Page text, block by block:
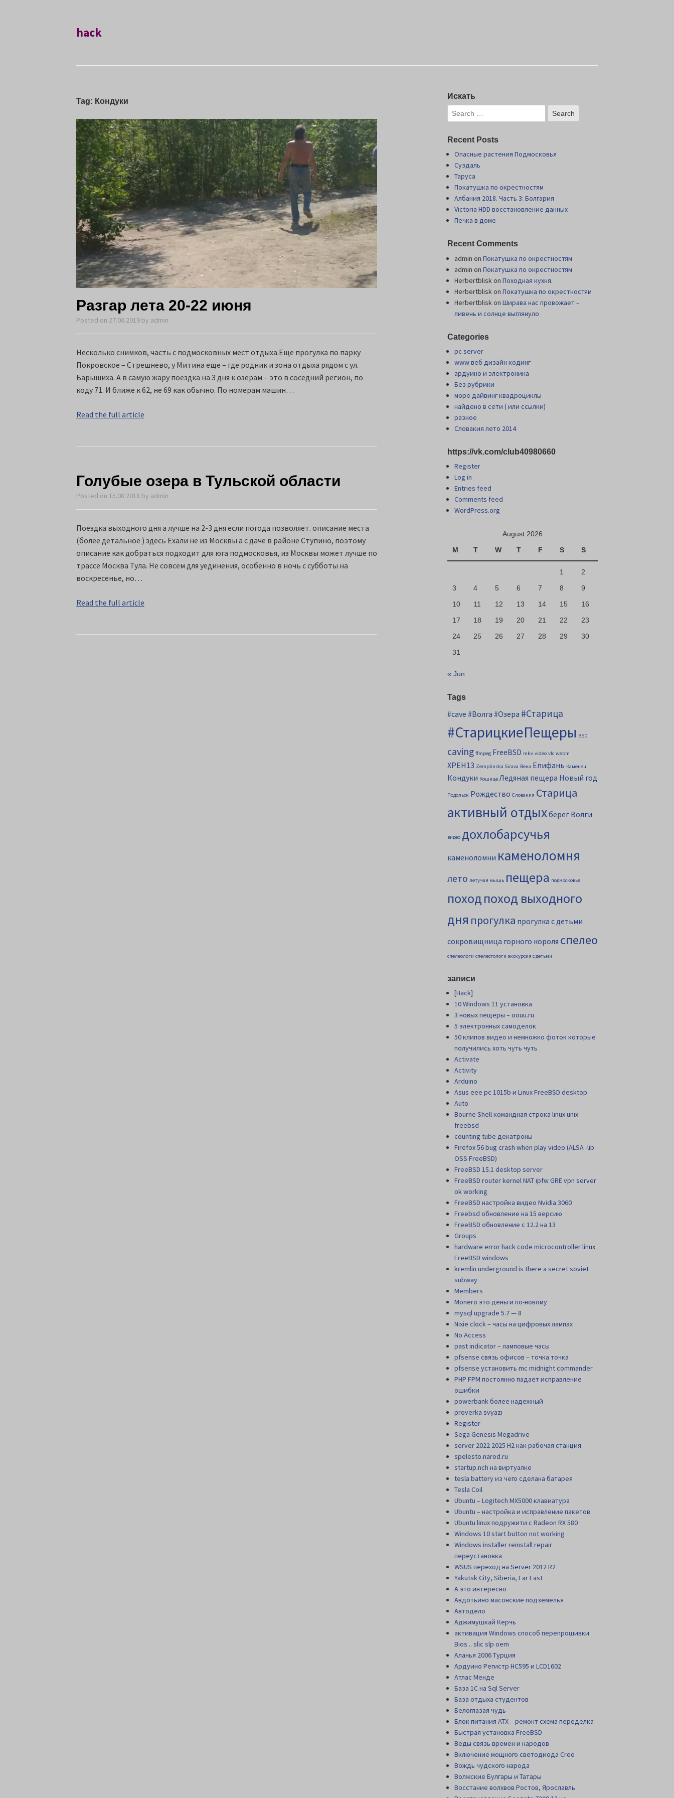
hack
Tag: Кондуки
Разгар лета 20-22 июня
Posted on 27.06.2019 by admin
Несколько снимков, часть с подмосковных мест отдыха.Еще прогулка по парку
Покровское – Стрешнево, у Митина еще – где родник и зона отдыха рядом с ул.
Барышиха. А в самую жару поездка на 3 дня к озерам – это в соседний регион, по
коду 71. И ближе к 62, не 69 как обычно. По номерам машин…
Read the full article
Голубые озера в Тульской области
Posted on 15.08.2018 by admin
Поездка выходного дня а лучше на 2-3 дня если погода позволяет. описание места
(более детальное ) здесь Ехали не из Москвы а с даче в районе Ступино, поэтому
описание как добраться подходит для юга подмосковья, из Москвы может лучше по
трассе Москва Тула. Не совсем для уединения, особенно в ночь с субботы на
воскресенье, но…
Read the full article
Искать
Recent Posts
Опасные растения Подмосковья
Суздаль
Таруса
Покатушка по окрестностям
Албания 2018. Часть 3: Болгария
Victoria HDD восстановление данных
Печка в доме
Recent Comments
admin on Покатушка по окрестностям
admin on Покатушка по окрестностям
Herbertblisk on Походная кухня.
Herbertblisk on Покатушка по окрестностям
Herbertblisk on Шиpава нас провожает –
ливень и солнце выглянуло
Categories
pc server
www веб дизайн кодинг
ардуино и электроника
Без рубрики
море дайвинг квадроциклы
найдено в сети ( или ссылки)
разное
Словакия лето 2014
https://vk.com/club40980660
Register
Log in
Entries feed
Comments feed
WordPress.org
August 2026
M
T W T F S S
1
2
3
4 5 6 7 8
9
10
11 12 13 14 15
16
17
18 19 20 21 22
23
24
25 26 27 28 29
30
31
« Jun
Tags
#cave #Волга #Озера #Старица
#СтарицкиеПещеры BSD
caving ffmpeg FreeBSD mkv video vlc webm
XPEH13 Zemplinska Sirava Вена Епифань Каменец
Кондуки Кошице Ледяная пещера Новый год
Подольск Рождество Словакия Старица
активный отдыхберег Волги
видео дохлобарсучья
каменоломни каменоломня
лето летучая мышь пещера подмосковье
походпоход выходного
дня прогулка прогулка с детьми
сокровищница горного короля спелео
спелеологи спелестологи экскурсия с детьми
записи
[Hack]
10 Windows 11 установка
3 новых пещеры – oouu.ru
5 электронных самоделок
50 клипов видео и немножко фоток которые
получились хоть чуть чуть
Activate
Activity
Arduino
Asus eee pc 1015b и Linux FreeBSD desktop
Auto
Bourne Shell командная строка linux unix
freebsd
counting tube декатроны
Firefox 56 bug crash when play video (ALSA -lib
OSS FreeBSD)
FreeBSD 15.1 desktop server
FreeBSD router kernel NAT ipfw GRE vpn server
ok working
FreeBSD настройка видео Nvidia 3060
Freebsd обновление на 15 версию
FreeBSD обновление с 12.2 на 13
Groups
hardware error hack code microcontroller linux
FreeBSD windows
kremlin underground is there a secret soviet
subway
Members
Monero это деньги по-новому
mysql upgrade 5.7 — 8
Nixie clock – часы на цифровых лампах
No Access
past indicator – ламповые часы
pfsense связь офисов – точка точка
pfsense установить mc midnight commander
PHP FPM постоянно падает исправление
ошибки
powerbank более надежный
proverka svyazi
Register
Sega Genesis Megadrive
server 2022 2025 H2 как рабочая станция
spelesto.narod.ru
startup.nch на виртуалке
tesla battery из чего сделана батарея
Tesla Coil
Ubuntu – Logitech MX5000 клавиатура
Ubuntu – настройка и исправление пакетов
Ubuntu linux подружити с Radeon RX 580
Windows 10 start button not working
Windows installer reinstall repair
переустановка
WSUS переход на Server 2012 R2
Yakutsk City, Siberia, Far East
А это интересно
Авдотьино масонские подземелья
Автодело
Аджимушкай Керчь
активация Windows способ перепрошивки
Bios .. slic slp oem
Аланья 2006 Турция
Ардуино Регистр НС595 и LCD1602
Атлас Менде
База 1С на Sql Server
База отдыха студентов
Белоглазая чудь
Блок питания АТХ – ремонт схема переделка
Быстрая установка FreeBSD
Веды связь времен и народов
Включение мощного светодиода Cree
Вождь чудского народа
Волжские Булгары и Татары
Восстание волхвов Ростов, Ярославль